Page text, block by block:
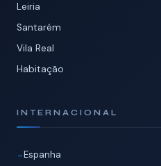
Leiria
Santarém
Vila Real
Habitação
INTERNACIONAL
Espanha